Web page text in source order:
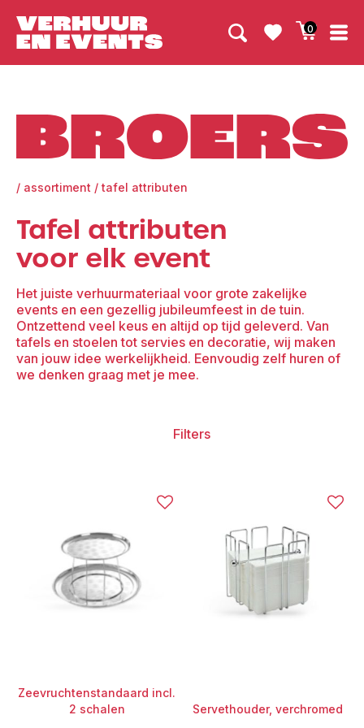
0
/ assortiment / tafel attributen
Tafel attributen
voor elk event
Het juiste verhuurmateriaal voor grote zakelijke
events en een gezellig jubileumfeest in de tuin.
Ontzettend veel keus en altijd op tijd geleverd. Van
tafels en stoelen tot servies en decoratie, wij maken
van jouw idee werkelijkheid. Eenvoudig zelf huren of
we denken graag met je mee.
Filters
Zeevruchtenstandaard incl.
2 schalen
Servethouder, verchromed